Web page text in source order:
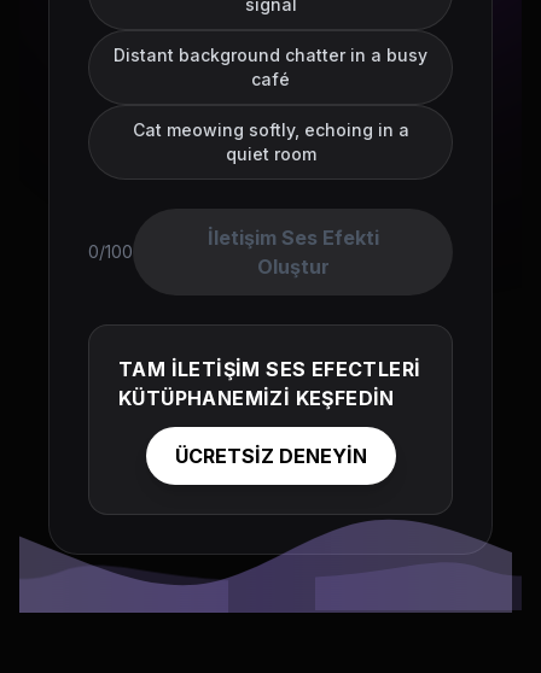
signal
Distant background chatter in a busy
café
Cat meowing softly, echoing in a
quiet room
0/100
İletişim Ses Efekti
Oluştur
TAM İLETİŞİM SES EFECTLERİ
KÜTÜPHANEMİZİ KEŞFEDİN
ÜCRETSİZ DENEYİN